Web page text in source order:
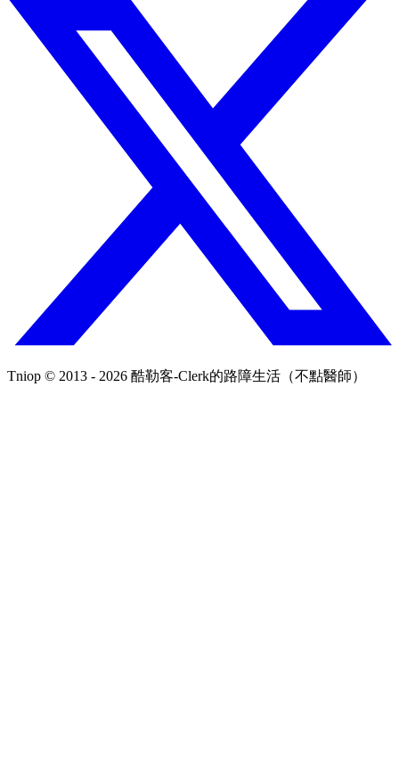
Tniop © 2013 - 2026 酷勒客-Clerk的路障生活（不點醫師）